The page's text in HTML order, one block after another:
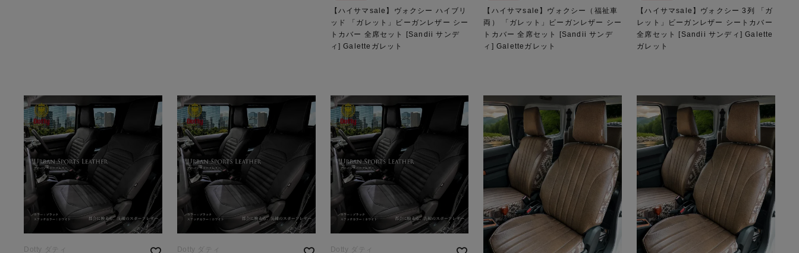
【ハイサマsale】ヴォクシー ハイブリ
ッド 「ガレット」ビーガンレザー シー
トカバー 全席セット [Sandii サンデ
ィ] Galetteガレット
【ハイサマsale】ヴォクシー（福祉車
両） 「ガレット」ビーガンレザー シー
トカバー 全席セット [Sandii サンデ
ィ] Galetteガレット
【ハイサマsale】ヴォクシー 3列 「ガ
レット」ビーガンレザー シートカバー
全席セット [Sandii サンディ] Galette
ガレット
Dotty ダティ
Dotty ダティ
Dotty ダティ